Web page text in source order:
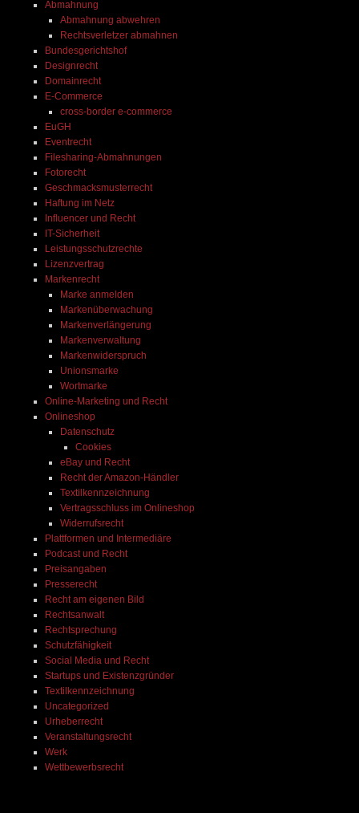
Herzen empfehlen.
Abmahnung
Abmahnung abwehren
Rechtsverletzer abmahnen
Bundesgerichtshof
Designrecht
Domainrecht
E-Commerce
cross-border e-commerce
EuGH
Eventrecht
Filesharing-Abmahnungen
Fotorecht
Geschmacksmusterrecht
Haftung im Netz
Influencer und Recht
IT-Sicherheit
Leistungsschutzrechte
Lizenzvertrag
Markenrecht
Marke anmelden
Markenüberwachung
Markenverlängerung
Markenverwaltung
Markenwiderspruch
Unionsmarke
Wortmarke
Online-Marketing und Recht
Onlineshop
Datenschutz
Cookies
eBay und Recht
Recht der Amazon-Händler
Textilkennzeichnung
Vertragsschluss im Onlineshop
Widerrufsrecht
Plattformen und Intermediäre
Podcast und Recht
Preisangaben
Presserecht
Recht am eigenen Bild
Rechtsanwalt
Rechtsprechung
Schutzfähigkeit
Social Media und Recht
Startups und Existenzgründer
Textilkennzeichnung
Uncategorized
Urheberrecht
Veranstaltungsrecht
Werk
Wettbewerbsrecht